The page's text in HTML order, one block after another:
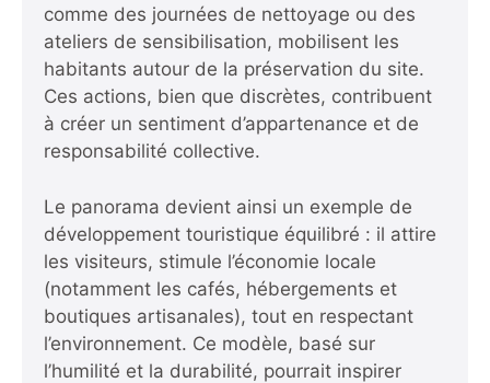
comme des journées de nettoyage ou des
ateliers de sensibilisation, mobilisent les
habitants autour de la préservation du site.
Ces actions, bien que discrètes, contribuent
à créer un sentiment d’appartenance et de
responsabilité collective.
Le panorama devient ainsi un exemple de
développement touristique équilibré : il attire
les visiteurs, stimule l’économie locale
(notamment les cafés, hébergements et
boutiques artisanales), tout en respectant
l’environnement. Ce modèle, basé sur
l’humilité et la durabilité, pourrait inspirer